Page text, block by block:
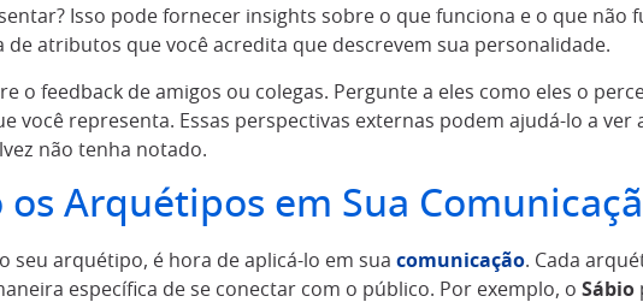
Isso pode fornecer insights sobre o que funciona e o que não
de atributos que você acredita que descrevem sua personalidade.
o feedback de amigos ou colegas. Pergunte a eles como eles o
você representa. Essas perspectivas externas podem ajudá-lo a ver
não tenha notado.
Arquétipos em Sua
seu arquétipo, é hora de aplicá-lo em sua comunicação. Cada
específica de se conectar com o público. Por exemplo, o Sábio